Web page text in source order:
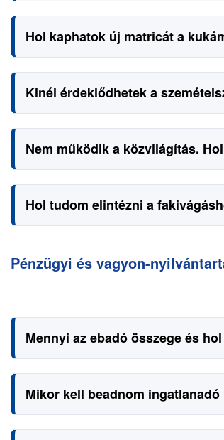
Hol kaphatok új matricát a
Kinél érdeklődhetek a
Nem működik a közvilágítás.
Hol tudom elintézni a
Pénzügyi és vagyon-
Mennyi az ebadó összege és
Mikor kell beadnom